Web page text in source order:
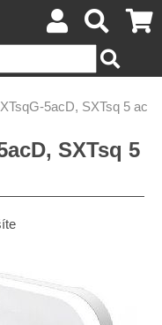
5acD, SXTsq 5 ac
SXTsq 5